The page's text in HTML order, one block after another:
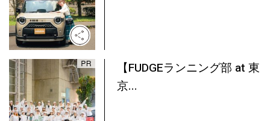
【FUDGEランニング部 at 東
京...